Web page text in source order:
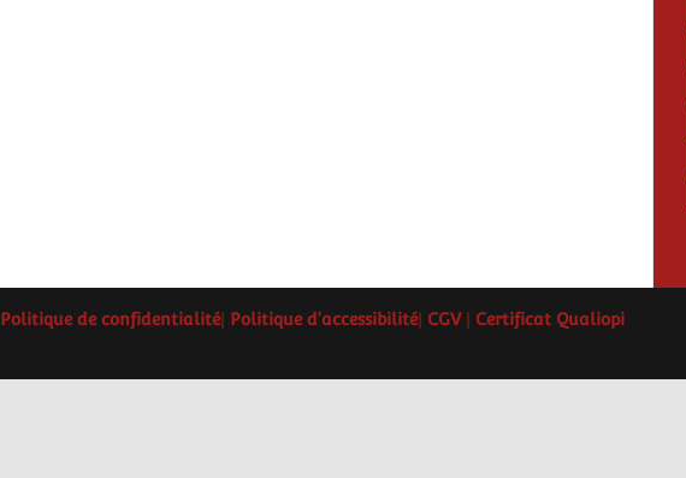
Politique de confidentialité| Politique d'accessibilité| CGV| Certificat Qualiopi